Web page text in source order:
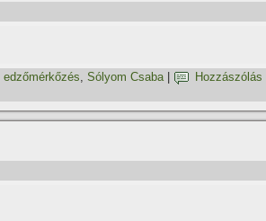
edzőmérkőzés, Sólyom Csaba|
Hozzászólás